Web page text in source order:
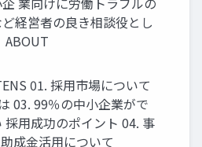
経営者の良き相談役とし
ABOUT
01. 採用市場について
03. 99％の中小企業がで
採用成功のポイント 04. 事
成金活用について